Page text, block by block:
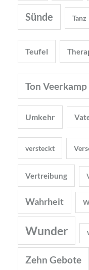
Sünde Tanz
Teufel
Ton Veerkamp
Umkehr
versteckt
Vertreibung
Wahrheit
Wunder
Zehn Gebote